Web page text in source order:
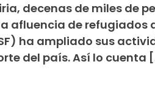
decenas de miles de
afluencia de refugiados
ha ampliado sus
del país. Así lo cuenta